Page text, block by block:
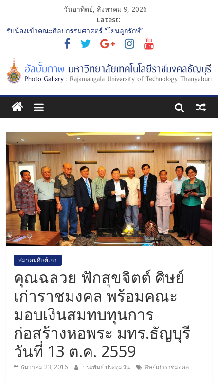
วันอาทิตย์, สิงหาคม 9, 2026
Latest:
รับน้องเข้าคณะศิลปกรรมศาสตร์ “โยนลูกรักษ์”
พิธีปฐมนิเทศ พิธีมอบตัวเป็นศิษย์ และบายศรีสู่ขวัญนักศึกษาใหม่
ประจำปีการศึกษา 2568 รุ่นที่ 3
พิธีปฐมนิเทศ พิธีมอบตัวเป็นศิษย์ และบายศรีสู่ขวัญนักศึกษาใหม่
ประจำปีการศึกษา 2568 รุ่นที่ 2
การประกวดทูตกิจกรรม ประจำปีการศึกษา 2568 “RMUTT Freshy
2025 Time to Nine-T”
โครงการแลกเปลี่ยนเรียนรู้บทบาทของกรรมการสภามหาวิทยาลัย
เทคโนโลยีราชมงคลธัญบุรี
สมาคมศิษย์เก่า
คุณฉลวย ฟักสุขจิตต์ ศิษย์
เก่าราชมงคล พร้อมคณะ
มอบเงินสมทบทุนการ
ก่อสร้างหอพระ มทร.ธัญบุรี
วันที่ 13 ต.ค. 2559
ธันวาคม 23, 2016 ประพันธ์ ประทุมวัน ศิษย์เก่าราชมงคล